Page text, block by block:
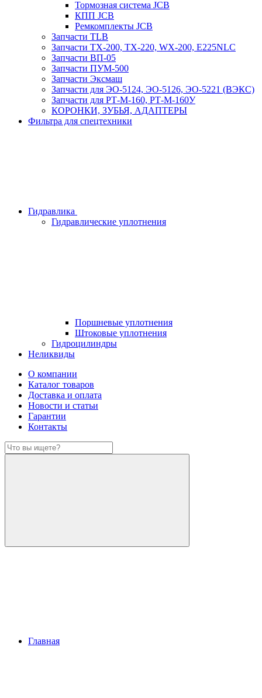
Тормозная система JCB
КПП JCB
Ремкомплекты JCB
Запчасти TLB
Запчасти TX-200, TX-220, WX-200, E225NLC
Запчасти ВП-05
Запчасти ПУМ-500
Запчасти Эксмаш
Запчасти для ЭО-5124, ЭО-5126, ЭО-5221 (ВЭКС)
Запчасти для РТ-М-160, РТ-М-160У
КОРОНКИ, ЗУБЬЯ, АДАПТЕРЫ
Фильтра для спецтехники
Гидравлика
Гидравлические уплотнения
Поршневые уплотнения
Штоковые уплотнения
Гидроцилиндры
Неликвиды
О компании
Каталог товаров
Доставка и оплата
Новости и статьи
Гарантии
Контакты
Главная